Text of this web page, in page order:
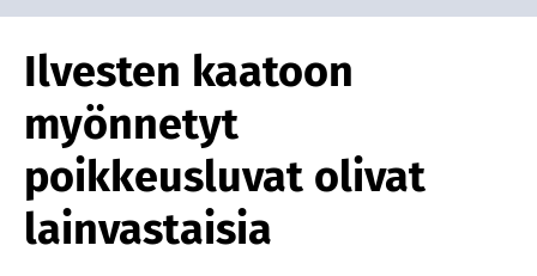
Ilvesten kaatoon
myönnetyt
poikkeusluvat olivat
lainvastaisia